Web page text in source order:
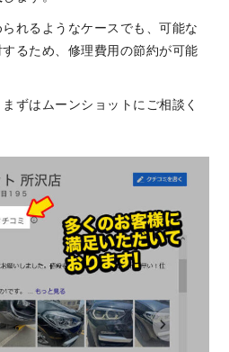
れるようなケースでも、可能な
るため、修理費用の節約が可能
ずはムーンショットにご相談く